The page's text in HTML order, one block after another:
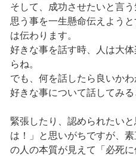
そして、成功させたいと言
思う事を一生懸命伝えよう
は伝わります。
好きな事を話す時、人は大
らね。
でも、何を話したら良いか
好きな事について話してみる
緊張したり、認められたい
は！」と思いがちですが、
の人の本質が見えて「必死